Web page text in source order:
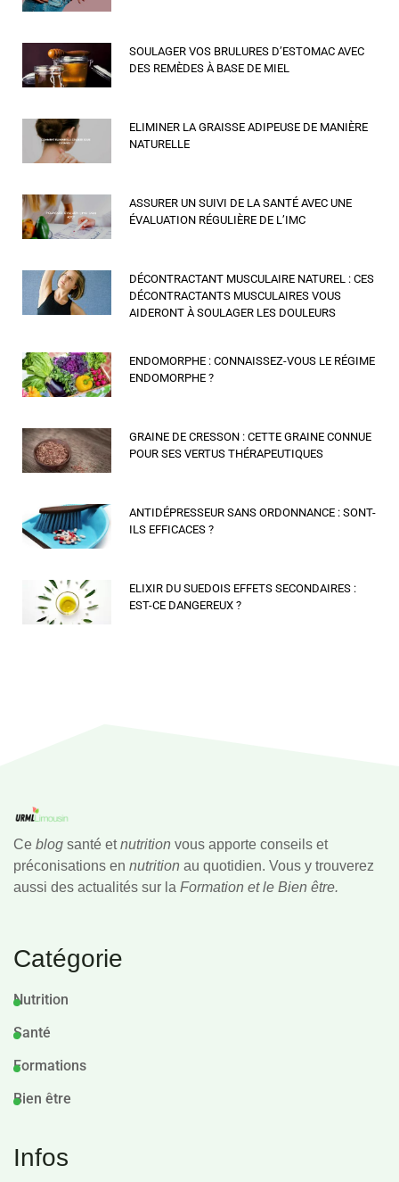
SOULAGER VOS BRULURES D’ESTOMAC AVEC
DES REMÈDES À BASE DE MIEL
ELIMINER LA GRAISSE ADIPEUSE DE MANIÈRE
NATURELLE
ASSURER UN SUIVI DE LA SANTÉ AVEC UNE
ÉVALUATION RÉGULIÈRE DE L’IMC
DÉCONTRACTANT MUSCULAIRE NATUREL : CES
DÉCONTRACTANTS MUSCULAIRES VOUS
AIDERONT À SOULAGER LES DOULEURS
ENDOMORPHE : CONNAISSEZ-VOUS LE RÉGIME
ENDOMORPHE ?
GRAINE DE CRESSON : CETTE GRAINE CONNUE
POUR SES VERTUS THÉRAPEUTIQUES
ANTIDÉPRESSEUR SANS ORDONNANCE : SONT-
ILS EFFICACES ?
ELIXIR DU SUEDOIS EFFETS SECONDAIRES :
EST-CE DANGEREUX ?
Ce blog santé etnutrition vous apporte conseils et
préconisations en nutrition au quotidien. Vous y trouverez
aussi des actualités sur la Formation et le Bien être.
Catégorie
Nutrition
Santé
Formations
Bien être
Infos